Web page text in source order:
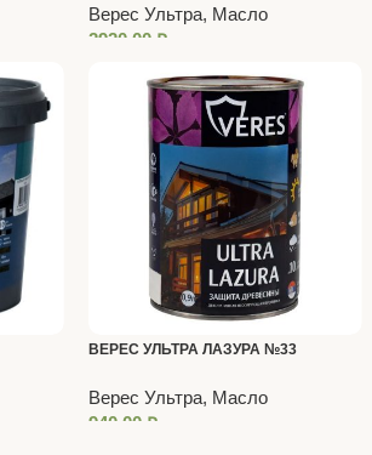
Верес Ультра, Масло
2920,00 ₽
ВЕРЕС УЛЬТРА ЛАЗУРА №33
Верес Ультра, Масло
940,00 ₽